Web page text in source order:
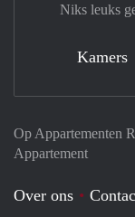
Op Appartementen
Appartement
Over ons
Niks leuks
Kamers